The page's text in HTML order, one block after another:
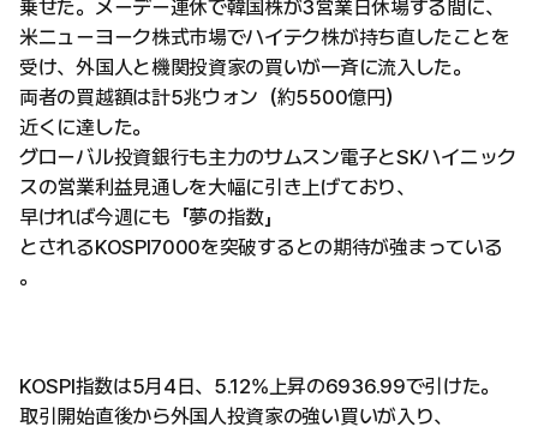
乗せた。メーデー連休で韓国株が3営業日休場する間に、
米ニューヨーク株式市場でハイテク株が持ち直したことを
受け、外国人と機関投資家の買いが一斉に流入した。
両者の買越額は計5兆ウォン（約5500億円）
近くに達した。
グローバル投資銀行も主力のサムスン電子とSKハイニック
スの営業利益見通しを大幅に引き上げており、
早ければ今週にも「夢の指数」
とされるKOSPI7000を突破するとの期待が強まっている
。
KOSPI指数は5月4日、5.12%上昇の6936.99で引けた。
取引開始直後から外国人投資家の強い買いが入り、